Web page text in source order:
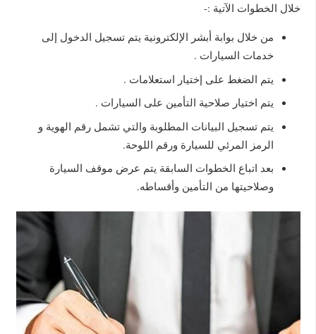
خلال الخطوات الآتية :-
من خلال بوابة أبشر الإلكترونية يتم تسجيل الدخول إلى
خدمات السيارات .
يتم الضغط على إختيار استعلامات .
يتم اختيار صلاحية التأمين على السيارات .
يتم تسجيل البيانات المطلوبة والتي تشمل رقم الهوية و
الرمز المرئي للسيارة ورقم اللوحة.
بعد اتباع الخطوات السابقة يتم عرض موقف السيارة
وصلاحيتها من التأمين وأقساطه.